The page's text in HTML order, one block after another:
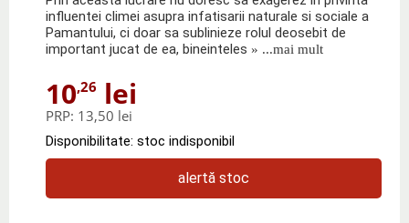
influentei climei asupra infatisarii naturale si sociale a
Pamantului, ci doar sa sublinieze rolul deosebit de
important jucat de ea, bineinteles » ...mai mult
10,26 lei
PRP: 13,50 lei
Disponibilitate: stoc indisponibil
alertă stoc